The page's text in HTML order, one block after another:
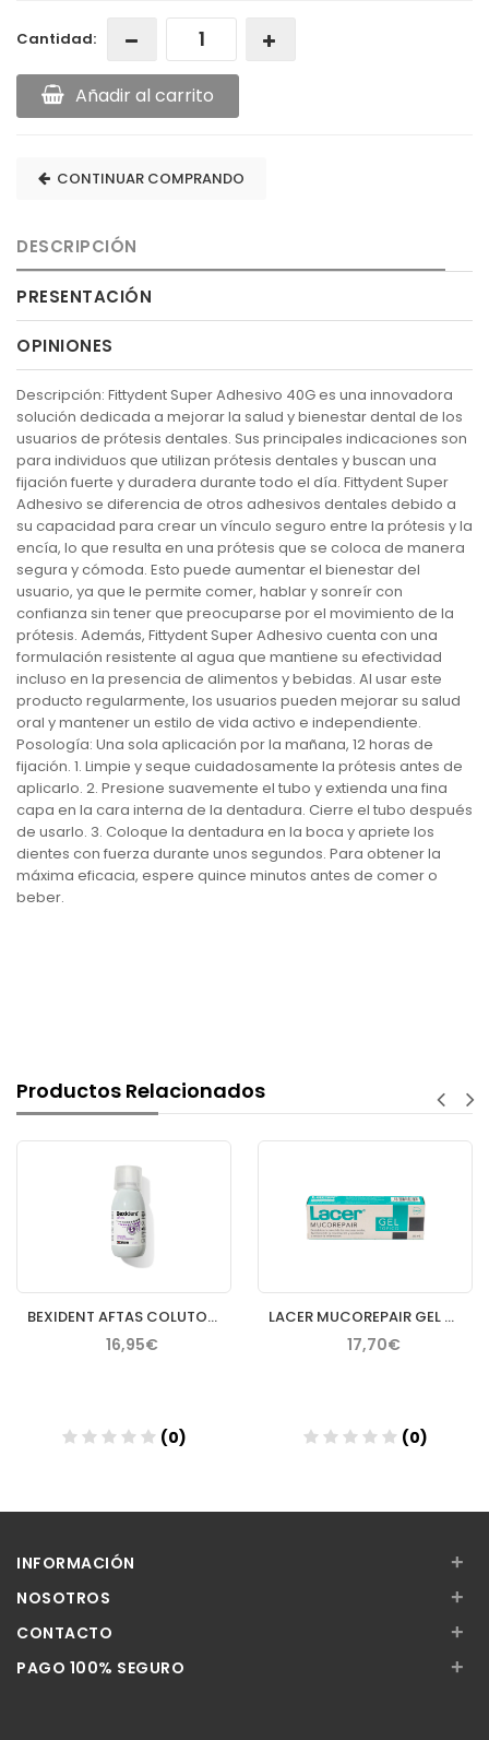
Cantidad:
Añadir al carrito
CONTINUAR COMPRANDO
DESCRIPCIÓN
PRESENTACIÓN
OPINIONES
Descripción: Fittydent Super Adhesivo 40G es una innovadora
solución dedicada a mejorar la salud y bienestar dental de los
usuarios de prótesis dentales. Sus principales indicaciones son
para individuos que utilizan prótesis dentales y buscan una
fijación fuerte y duradera durante todo el día. Fittydent Super
Adhesivo se diferencia de otros adhesivos dentales debido a
su capacidad para crear un vínculo seguro entre la prótesis y la
encía, lo que resulta en una prótesis que se coloca de manera
segura y cómoda. Esto puede aumentar el bienestar del
usuario, ya que le permite comer, hablar y sonreír con
confianza sin tener que preocuparse por el movimiento de la
prótesis. Además, Fittydent Super Adhesivo cuenta con una
formulación resistente al agua que mantiene su efectividad
incluso en la presencia de alimentos y bebidas. Al usar este
producto regularmente, los usuarios pueden mejorar su salud
oral y mantener un estilo de vida activo e independiente.
Posología: Una sola aplicación por la mañana, 12 horas de
fijación. 1. Limpie y seque cuidadosamente la prótesis antes de
aplicarlo. 2. Presione suavemente el tubo y extienda una fina
capa en la cara interna de la dentadura. Cierre el tubo después
de usarlo. 3. Coloque la dentadura en la boca y apriete los
dientes con fuerza durante unos segundos. Para obtener la
máxima eficacia, espere quince minutos antes de comer o
beber.
Productos Relacionados
BEXIDENT AFTAS COLUTORIO BUCAL PROTECTOR 120 ML
16,95€
(0)
LACER MUCOREPAIR GEL TOPICO 30 ML
17,70€
(0)
INFORMACIÓN +
NOSOTROS +
CONTACTO +
PAGO 100% SEGURO +